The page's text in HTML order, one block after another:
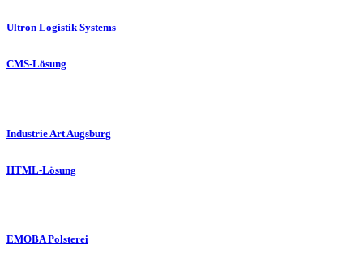
Ultron Logistik Systems
CMS-Lösung
Industrie Art Augsburg
HTML-Lösung
EMOBA Polsterei